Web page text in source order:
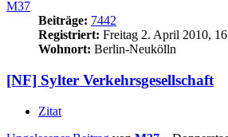
M37
Beiträge: 7442
Registriert: Freitag 2. April 2010,
Wohnort: Berlin-Neukölln
[NF] Sylter Verkehrsgesellschaft
Zitat